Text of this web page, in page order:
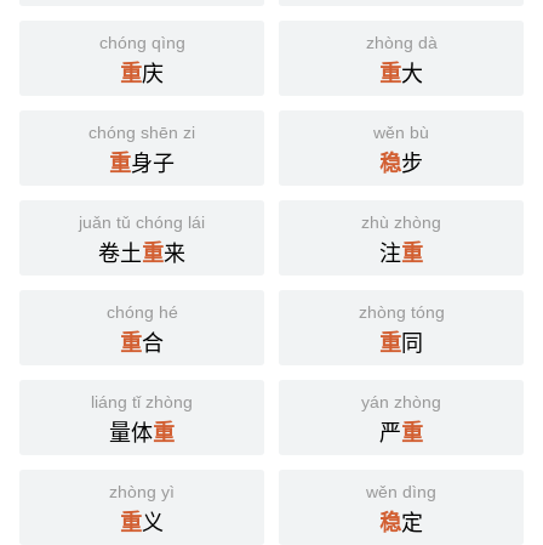
chóng qìng
重庆
zhòng dà
重大
chóng shēn zi
重身子
wěn bù
稳步
juǎn tǔ chóng lái
卷土重来
zhù zhòng
注重
chóng hé
重合
zhòng tóng
重同
liáng tǐ zhòng
量体重
yán zhòng
严重
zhòng yì
重义
wěn dìng
稳定